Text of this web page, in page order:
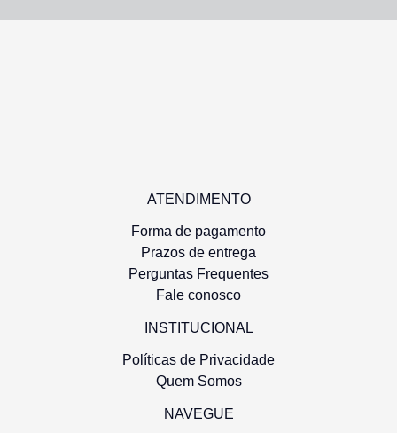
ATENDIMENTO
Forma de pagamento
Prazos de entrega
Perguntas Frequentes
Fale conosco
INSTITUCIONAL
Políticas de Privacidade
Quem Somos
NAVEGUE